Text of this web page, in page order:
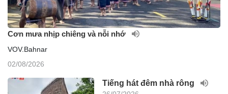
Cơn mưa nhịp chiêng và nỗi nhớ
VOV.Bahnar
02/08/2026
Tiếng hát đêm nhà rông